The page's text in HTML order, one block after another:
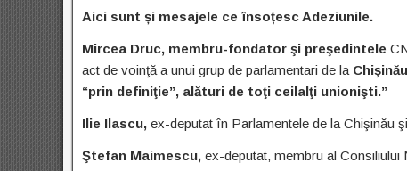
Aici sunt și mesajele ce însoțesc Adeziunile.
Mircea Druc, membru-fondator şi preşedintele
act de voinţă a unui grup de parlamentari de la
“prin definiţie”, alături de toţi ceilalţi unionişti.”
Ilie Ilascu, ex-deputat în Parlamentele de la Chişinău
Ştefan Maimescu, ex-deputat, membru al Consiliului